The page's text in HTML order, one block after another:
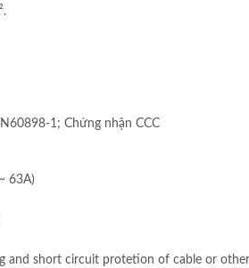
1; Chứng nhận CCC
63A)
and short circuit protetion of cable or